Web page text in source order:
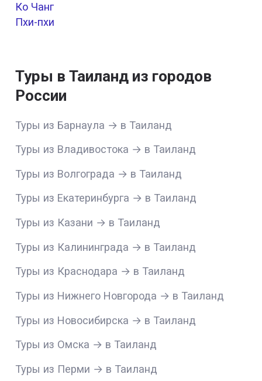
Ко Чанг
Пхи-пхи
Туры в Таиланд из городов
России
Туры из Барнаула → в Таиланд
Туры из Владивостока → в Таиланд
Туры из Волгограда → в Таиланд
Туры из Екатеринбурга → в Таиланд
Туры из Казани → в Таиланд
Туры из Калининграда → в Таиланд
Туры из Краснодара → в Таиланд
Туры из Нижнего Новгорода → в Таиланд
Туры из Новосибирска → в Таиланд
Туры из Омска → в Таиланд
Туры из Перми → в Таиланд